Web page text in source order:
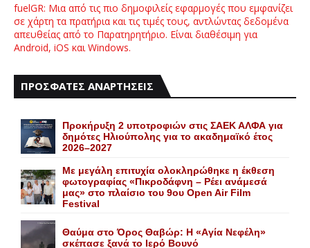
fuelGR: Μια από τις πιο δημοφιλείς εφαρμογές που εμφανίζει
σε χάρτη τα πρατήρια και τις τιμές τους, αντλώντας δεδομένα
απευθείας από το Παρατηρητήριο. Είναι διαθέσιμη για
Android, iOS και Windows.
ΠΡΟΣΦΑΤΕΣ ΑΝΑΡΤΗΣΕΙΣ
Προκήρυξη 2 υποτροφιών στις ΣΑΕΚ ΑΛΦΑ για
δημότες Ηλιούπολης για το ακαδημαϊκό έτος
2026–2027
Με μεγάλη επιτυχία ολοκληρώθηκε η έκθεση
φωτογραφίας «Πικροδάφνη – Ρέει ανάμεσά
μας» στο πλαίσιο του 9ου Open Air Film
Festival
Θαύμα στο Όρος Θαβώρ: H «Aγία Nεφέλη»
σκέπασε ξανά το Iερό Bουνό